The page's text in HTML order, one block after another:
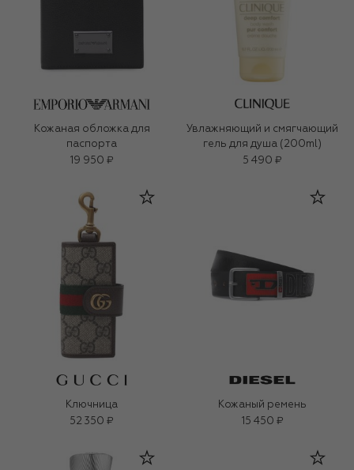
Кожаная обложка для
паспорта
19 950 ₽
Увлажняющий и смягчающий
гель для душа (200ml)
5 490 ₽
Ключница
52 350 ₽
Кожаный ремень
15 450 ₽